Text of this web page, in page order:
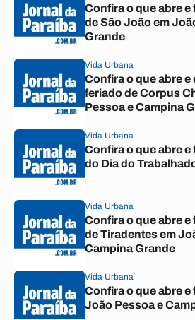
Confira o que abre
de São João em
Grande
Vida Urbana
Confira o que abre e
feriado de Corpus
Pessoa e Campina
Vida Urbana
Confira o que abre
do Dia do
Vida Urbana
Confira o que abre
de Tiradentes em
Campina Grande
Vida Urbana
Confira o que abre
João Pessoa e